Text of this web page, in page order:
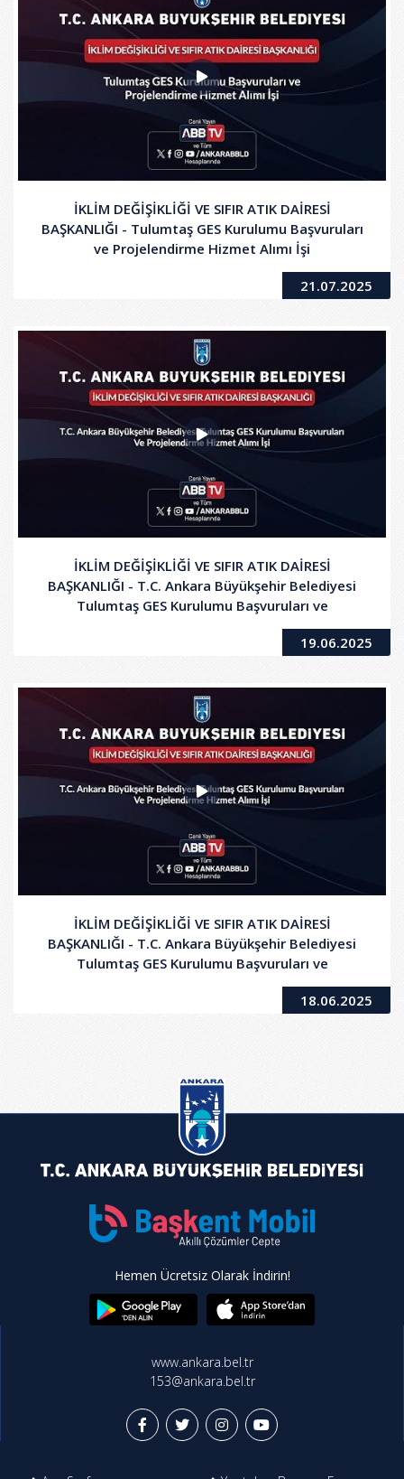
İKLİM DEĞİŞİKLİĞİ VE SIFIR ATIK DAİRESİ
BAŞKANLIĞI - Tulumtaş GES Kurulumu Başvuruları
ve Projelendirme Hizmet Alımı İşi
21.07.2025
İKLİM DEĞİŞİKLİĞİ VE SIFIR ATIK DAİRESİ
BAŞKANLIĞI - T.C. Ankara Büyükşehir Belediyesi
Tulumtaş GES Kurulumu Başvuruları ve
Projelendirme Hizmet Alımı İşi
19.06.2025
İKLİM DEĞİŞİKLİĞİ VE SIFIR ATIK DAİRESİ
BAŞKANLIĞI - T.C. Ankara Büyükşehir Belediyesi
Tulumtaş GES Kurulumu Başvuruları ve
Projelendirme Hizmet Alımı İşi
18.06.2025
Hemen Ücretsiz Olarak İndirin!
www.ankara.bel.tr
153@ankara.bel.tr